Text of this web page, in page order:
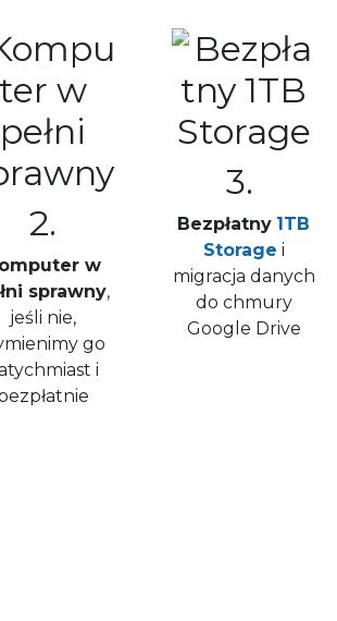
3.
Bezpłatny 1TB
Storage i
migracja danych
do chmury
Google Drive
2.
w
sprawny,
jeśli nie,
go
i